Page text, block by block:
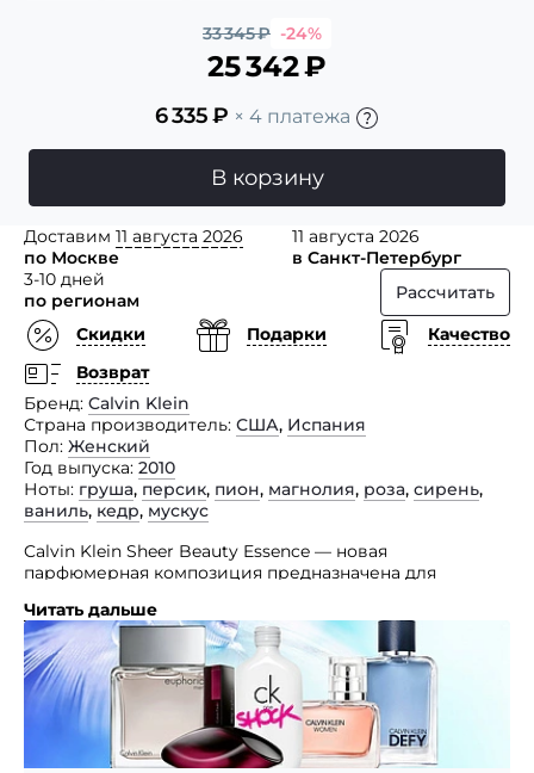
33 345₽ -24%
25 342₽
6 335₽ × 4 платежа
В корзину
Доставим 11 августа 2026
по Москве
11 августа 2026
в Санкт-Петербург
3-10 дней
по регионам
Рассчитать
Скидки
Подарки
Качество
Возврат
Бренд Calvin Klein
Страна производитель США, Испания
Пол Женский
Год выпуска 2010
Ноты груша, персик, пион, магнолия, роза, сирень,
ваниль, кедр, мускус
Calvin Klein Sheer Beauty Essence — новая
парфюмерная композиция предназначена для
Парфюм для нежных, мечтательных девушек, который
подчёркивает их утончённость и элегантность.
Обладательницы нового аромата почувствуют себя
ещё более женственными и будут ловить на себе
восхищённые мужские взгляды. Основные ноты:
груша, персик, пион, магнолия, роза, сирень, ваниль,
кедр, мускус.
Читать дальше